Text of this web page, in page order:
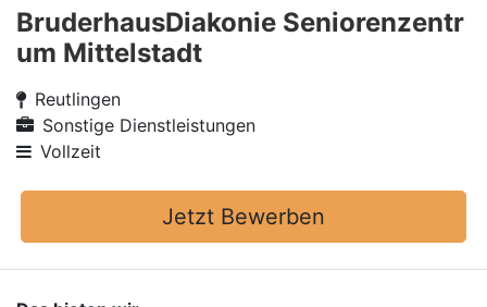
BruderhausDiakonie Seniorenzentr
um Mittelstadt
Reutlingen
Sonstige Dienstleistungen
Vollzeit
Jetzt Bewerben